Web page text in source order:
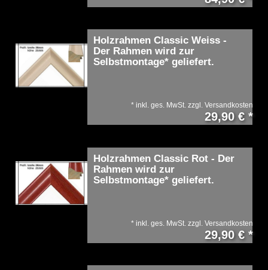
Holzrahmen Classic Weiss -
Der Rahmen wird zur
Selbstmontage* geliefert.
29,90 € *
* inkl. ges. MwSt. zzgl. Versandkosten
Holzrahmen Classic Rot - Der
Rahmen wird zur
Selbstmontage* geliefert.
29,90 € *
* inkl. ges. MwSt. zzgl. Versandkosten